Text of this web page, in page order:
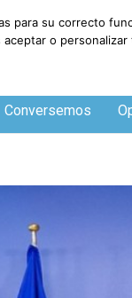
Conversemos
para su correcto
o